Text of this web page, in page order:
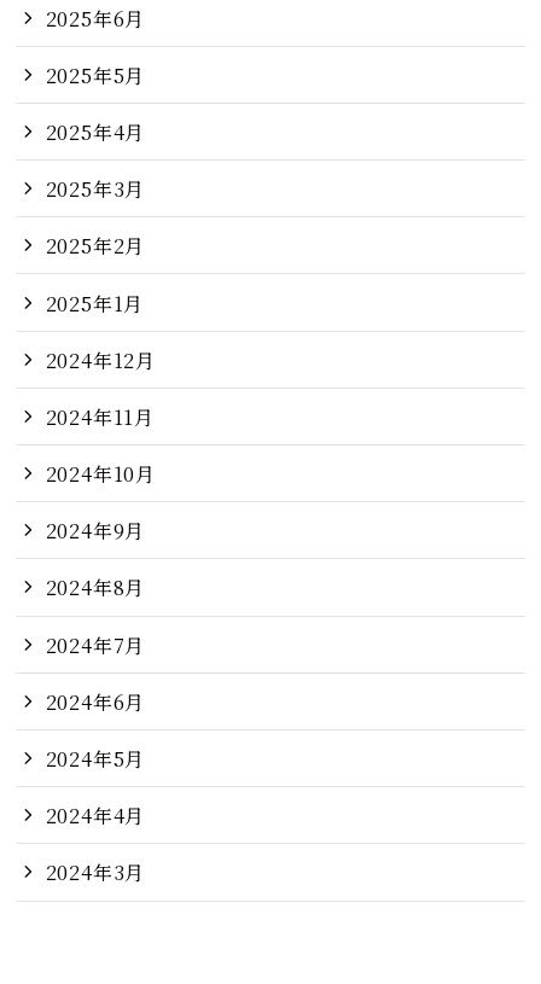
2025年6月
2025年5月
2025年4月
2025年3月
2025年2月
2025年1月
2024年12月
2024年11月
2024年10月
2024年9月
2024年8月
2024年7月
2024年6月
2024年5月
2024年4月
2024年3月